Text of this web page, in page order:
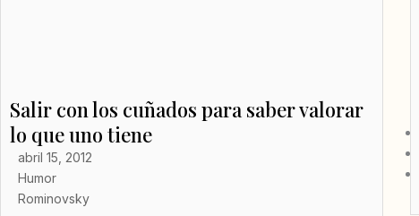
Salir con los cuñados para saber valorar
lo que uno tiene
abril 15, 2012
Humor
Rominovsky